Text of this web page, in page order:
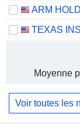
ARM
Moyenne
Voir toutes les